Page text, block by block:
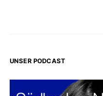
UNSER PODCAST